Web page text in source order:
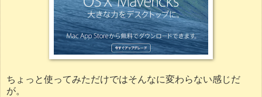
ちょっと使ってみただけではそんなに変わらない感じだ
が。